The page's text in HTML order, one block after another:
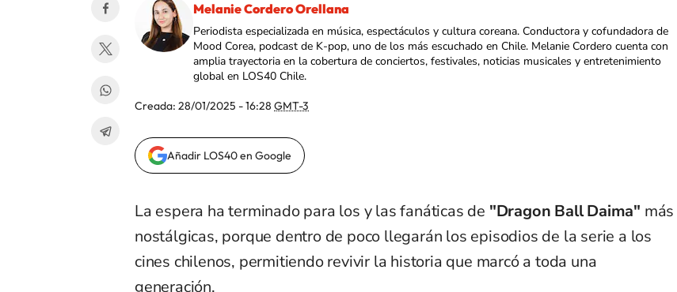
Melanie Cordero Orellana
Periodista especializada en música, espectáculos y cultura coreana. Conductora y cofundadora de
Mood Corea, podcast de K-pop, uno de los más escuchado en Chile. Melanie Cordero cuenta con
amplia trayectoria en la cobertura de conciertos, festivales, noticias musicales y entretenimiento
global en LOS40 Chile.
Creada: 28/01/2025 - 16:28 GMT-3
Añadir LOS40 en Google
La espera ha terminado para los y las fanáticas de "Dragon Ball Daima" más
nostálgicas, porque dentro de poco llegarán los episodios de la serie a los
cines chilenos, permitiendo revivir la historia que marcó a toda una
generación.